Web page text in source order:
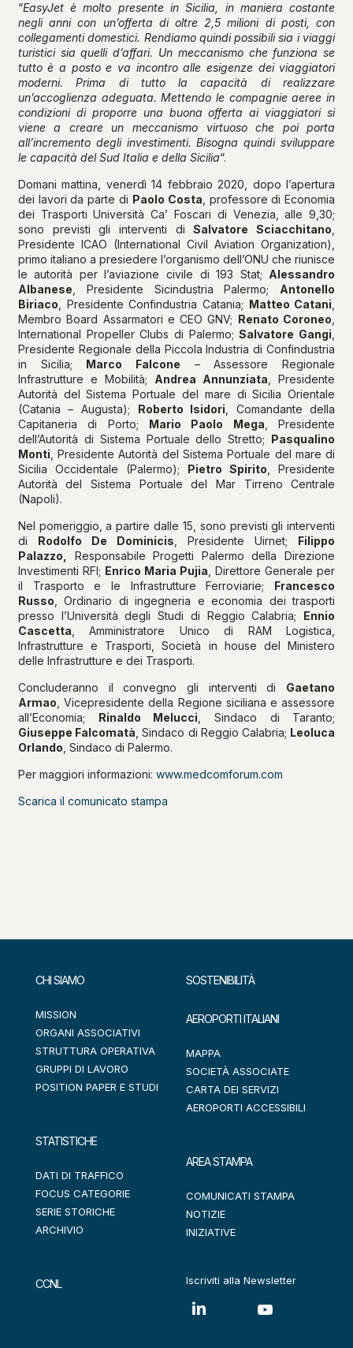
“EasyJet è molto presente in Sicilia, in maniera costante
negli anni con un’offerta di oltre 2,5 milioni di posti, con
collegamenti domestici. Rendiamo quindi possibili sia i viaggi
turistici sia quelli d’affari. Un meccanismo che funziona se
tutto è a posto e va incontro alle esigenze dei viaggiatori
moderni. Prima di tutto la capacità di realizzare
un’accoglienza adeguata. Mettendo le compagnie aeree in
condizioni di proporre una buona offerta ai viaggiatori si
viene a creare un meccanismo virtuoso che poi porta
all’incremento degli investimenti. Bisogna quindi sviluppare
le capacità del Sud Italia e della Sicilia“.
Domani mattina, venerdì 14 febbraio 2020, dopo l’apertura
dei lavori da parte di Paolo Costa , professore di Economia
dei Trasporti Università Ca’ Foscari di Venezia, alle 9,30;
sono previsti gli interventi diSalvatore Sciacchitano
Presidente ICAO (International Civil Aviation Organization),
primo italiano a presiedere l’organismo dell’ONU che riunisce
le autorità per l’aviazione civile di 193 Stat; Alessandro
Albanese , Presidente Sicindustria Palermo; Antonello
Biriaco , Presidente Confindustria Catania; Matteo Catani
Membro Board Assarmatori e CEO GNV; Renato Coroneo
International Propeller Clubs di Palermo;Salvatore Gangi
Presidente Regionale della Piccola Industria di Confindustria
in Sicilia; Marco Falcone – Assessore Regionale
Infrastrutture e Mobilità; Andrea Annunziata , Presidente
Autorità del Sistema Portuale del mare di Sicilia Orientale
(Catania – Augusta); Roberto Isidori , Comandante della
Capitaneria di Porto; Mario Paolo Mega , Presidente
dell’Autorità di Sistema Portuale dello Stretto; Pasqualino
Monti , Presidente Autorità del Sistema Portuale del mare di
Sicilia Occidentale (Palermo); Pietro Spirito , Presidente
Autorità del Sistema Portuale del Mar Tirreno Centrale
(Napoli).
Nel pomeriggio, a partire dalle 15, sono previsti gli interventi
di Rodolfo De Dominicis , Presidente Uirnet; Filippo
Palazzo,
Responsabile Progetti Palermo della Direzione
Investimenti RFI; Enrico Maria Pujia , Direttore Generale per
il Trasporto e le Infrastrutture Ferroviarie; Francesco
Russo , Ordinario di ingegneria e economia dei trasporti
presso l’Università degli Studi di Reggio Calabria; Ennio
Cascetta , Amministratore Unico di RAM Logistica,
Infrastrutture e Trasporti, Società in house del Ministero
delle Infrastrutture e dei Trasporti.
Concluderanno il convegno gli interventi di Gaetano
Armao , Vicepresidente della Regione siciliana e assessore
all’Economia; Rinaldo Melucci , Sindaco di Taranto;
Giuseppe Falcomatà , Sindaco di Reggio Calabria; Leoluca
Orlando , Sindaco di Palermo.
Per maggiori informazioni: www.medcomforum.com
Scarica il comunicato stampa
CHI SIAMO
MISSION
ORGANI ASSOCIATIVI
STRUTTURA OPERATIVA
GRUPPI DI LAVORO
POSITION PAPER E STUDI
STATISTICHE
DATI DI TRAFFICO
FOCUS CATEGORIE
SERIE STORICHE
ARCHIVIO
CCNL
SOSTENIBILITÀ
AEROPORTI ITALIANI
MAPPA
SOCIETÀ ASSOCIATE
CARTA DEI SERVIZI
AEROPORTI ACCESSIBILI
AREA STAMPA
COMUNICATI STAMPA
NOTIZIE
INIZIATIVE
Iscriviti alla Newsletter